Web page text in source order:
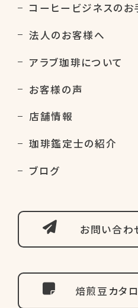
コーヒービジネスのお
法人のお客様へ
アラブ珈琲について
お客様の声
店舗情報
珈琲鑑定士の紹介
ブログ
お問い合わ
焙煎豆カタ